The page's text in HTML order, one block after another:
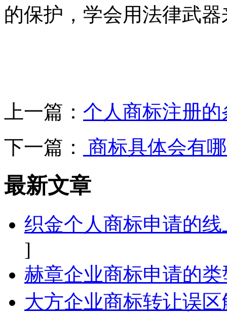
的保护，学会用法律武
上一篇： 个人商标注册
下一篇：
商标具体会有
最新文章
织金个人商标申请的
]
赫章企业商标申请的
大方企业商标转让误区